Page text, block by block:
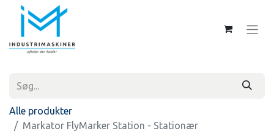
Alle produkter
Markator FlyMarker Station - Stationær